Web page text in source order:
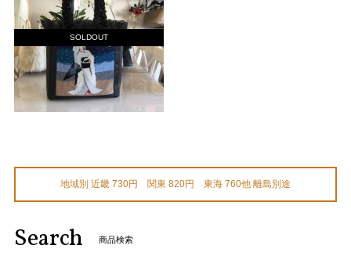
SOLDOUT
地域別 近畿 730円 関東 820円 東海 760他 離島別途
Search 商品検索